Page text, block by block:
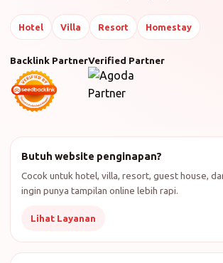
Hotel Villa Resort Homestay
Backlink PartnerVerified Partner
Butuh website penginapan?
Cocok untuk hotel, villa, resort, guest house,
ingin punya tampilan online lebih rapi.
Lihat Layanan